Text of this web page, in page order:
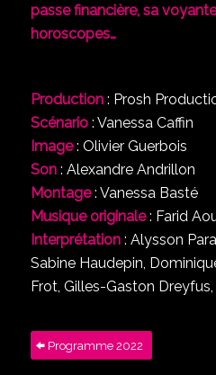
passe financière, sa
horoscopes…
Production: Prosh
Scénario: Vanessa Caffin
Image: Olivier Guerbois
Son: Alexandre Andrillon
Montage: Vanessa Basté
Musique originale: Farid
Interprétation: Alysson
Sabine Haudepin,
Frot, Gilles-Gaston
Programme 2022